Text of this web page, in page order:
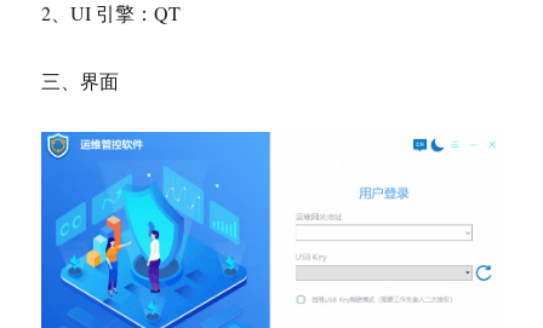
2、UI 引擎：QT
三、界面